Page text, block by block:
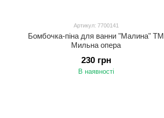
Артикул: 7700141
Бомбочка-піна для ванни "Малина" ТМ
Мильна опера
230 грн
В наявності